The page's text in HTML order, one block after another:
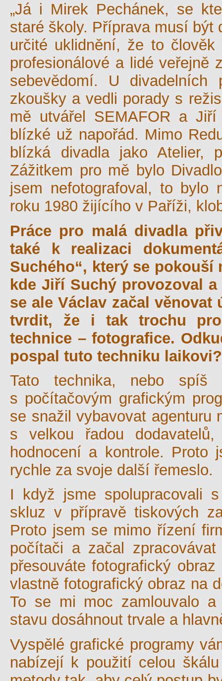
„Já i Mirek Pechánek, se
staré školy. Příprava musí být
určité uklidnění, že to
profesionálové a lidé veřejně
sebevědomí. U divadelních
zkoušky a vedli porady s
mě utvářel SEMAFOR a
blízké už napořád. Mimo
blízká divadla jako Atelier,
Zážitkem pro mě bylo
jsem nefotografoval, to bylo
roku 1980 žijícího v Paříži,
Práce pro malá divadla
také k realizaci
Suchého“, který se
kde Jiří Suchý provozoval
se ale Václav začal
tvrdit, že i tak trochu
technice – fotografice.
pospal tuto techniku
Tato technika, nebo spíš
s počítačovým grafickým
se snažil vybavovat agenturu
s velkou řadou
hodnocení a kontrole. Proto
rychle za svoje další řemeslo.
I když jsme spolupracovali
skluz v přípravě tiskových
Proto jsem se mimo řízení
počítači a začal
přesouváte fotografický
vlastně fotografický obraz na
To se mi moc zamlouvalo
stavu dosáhnout trvale a
Vyspělé grafické programy
nabízejí k použití celou